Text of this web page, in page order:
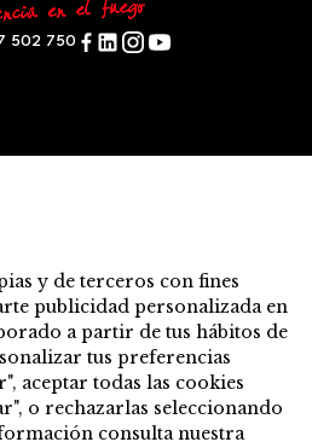
502 750
y de terceros con fines
publicidad personalizada en
a partir de tus hábitos de
tus preferencias
aceptar todas las cookies
o rechazarlas seleccionando
consulta nuestra